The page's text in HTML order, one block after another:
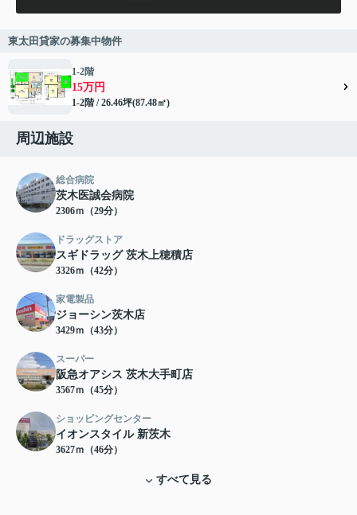
東太田貸家の募集中物件
1-2階
15万円
1-2階 / 26.46坪(87.48㎡)
周辺施設
総合病院
茨木医誠会病院
2306ｍ（29分）
ドラッグストア
スギドラッグ 茨木上穂積店
3326ｍ（42分）
家電製品
ジョーシン茨木店
3429ｍ（43分）
スーパー
阪急オアシス 茨木大手町店
3567ｍ（45分）
ショッピングセンター
イオンスタイル 新茨木
3627ｍ（46分）
すべて見る